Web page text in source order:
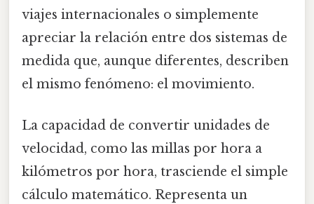
viajes internacionales o simplemente
apreciar la relación entre dos sistemas de
medida que, aunque diferentes, describen
el mismo fenómeno: el movimiento.
La capacidad de convertir unidades de
velocidad, como las millas por hora a
kilómetros por hora, trasciende el simple
cálculo matemático. Representa un